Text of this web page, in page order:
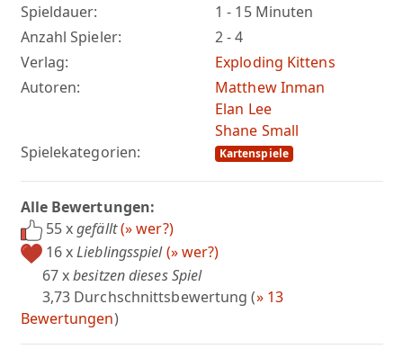
Spieldauer:
1 - 15 Minuten
Anzahl Spieler:
2 - 4
Verlag:
Exploding Kittens
Autoren:
Matthew Inman
Elan Lee
Shane Small
Spielekategorien:
Kartenspiele
Alle Bewertungen:
55 xgefällt(» wer?)
16 xLieblingsspiel (» wer?)
67 xbesitzen dieses Spiel
3,73 Durchschnittsbewertung (» 13
Bewertungen)